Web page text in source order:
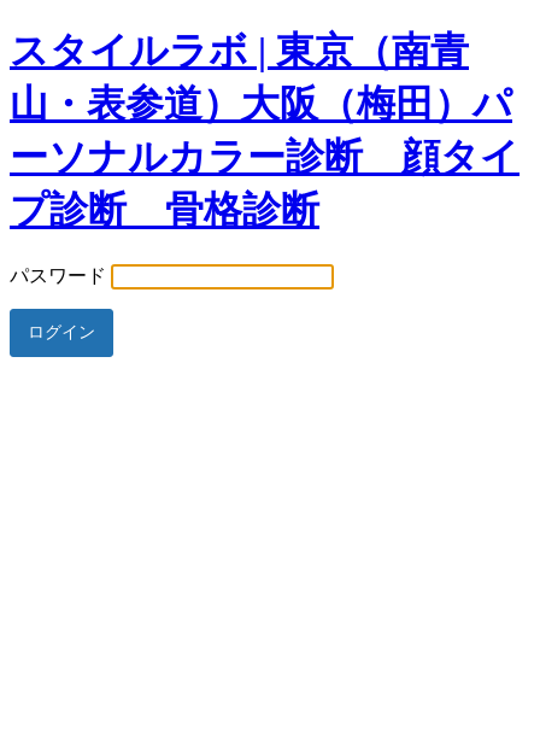
スタイルラボ | 東京（南青
山・表参道）大阪（梅田）パ
ーソナルカラー診断 顔タイ
プ診断 骨格診断
パスワード